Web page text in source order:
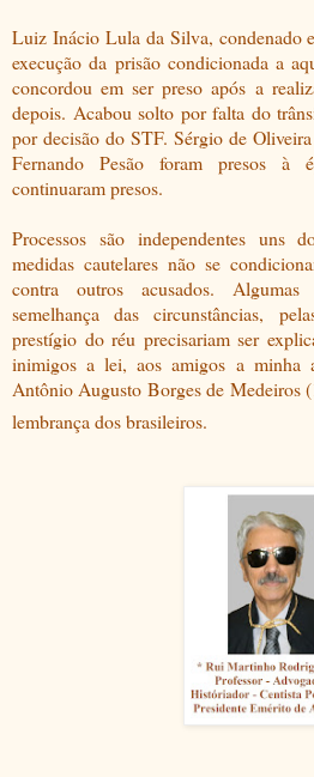
Luiz Inácio Lula da Silva, condenado
execução da prisão condicionada a
concordou em ser preso após a
depois. Acabou solto por falta do
por decisão do STF. Sérgio de
Fernando Pesão foram presos à
continuaram presos.
Processos são independentes uns
medidas cautelares não se
contra outros acusados. Algumas
semelhança das circunstâncias,
prestígio do réu precisariam ser
inimigos a lei, aos amigos a minha
Antônio Augusto Borges de Medeiros
lembrança dos brasileiros.